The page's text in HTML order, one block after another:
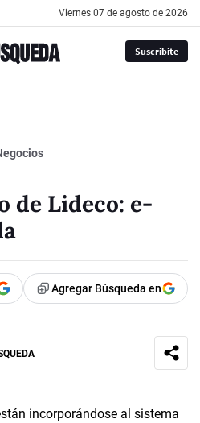
viernes 07 de agosto de 2026
Suscribite
de Lideco: e-
Agregar Búsqueda en
incorporándose al sistema